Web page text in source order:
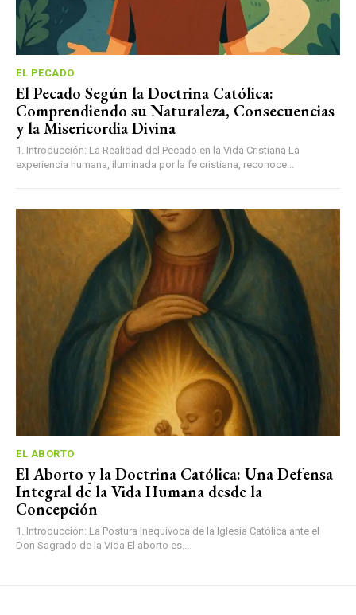
EL PECADO
El Pecado Según la Doctrina Católica:
Comprendiendo su Naturaleza, Consecuencias
y la Misericordia Divina
1. Introducción: La Realidad del Pecado en la Vida Cristiana La
experiencia humana, iluminada por la fe cristiana, reconoce...
EL ABORTO
El Aborto y la Doctrina Católica: Una Defensa
Integral de la Vida Humana desde la
Concepción
1. Introducción: La Postura Inequívoca de la Iglesia Católica ante el
Don Sagrado de la Vida El aborto es...